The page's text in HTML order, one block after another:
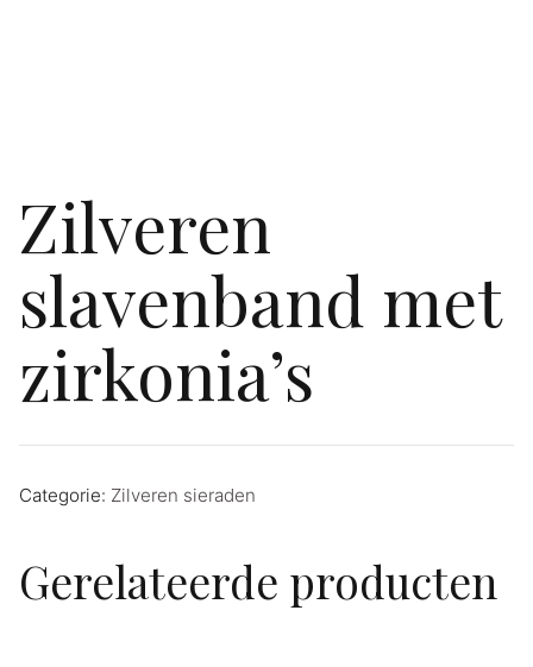
Zilveren
slavenband met
zirkonia’s
Categorie: Zilveren sieraden
Gerelateerde producten